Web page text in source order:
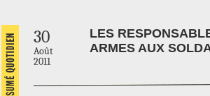
30
Août
2011
LES
ARMES AUX